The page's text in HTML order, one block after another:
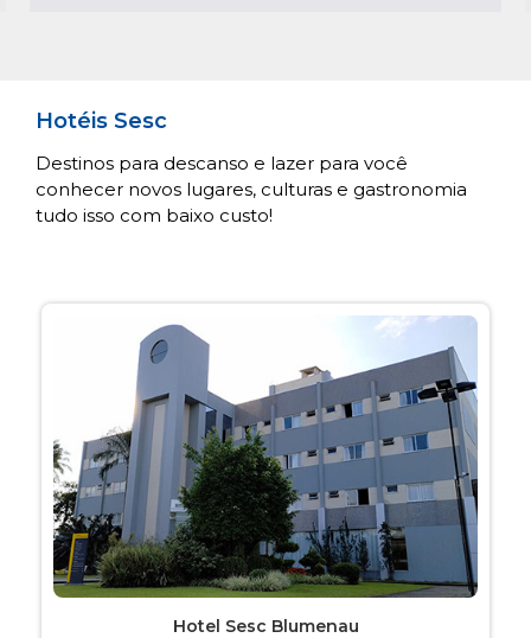
Hotéis Sesc
Destinos para descanso e lazer para você
conhecer novos lugares, culturas e gastronomia
tudo isso com baixo custo!
Hotel Sesc Blumenau